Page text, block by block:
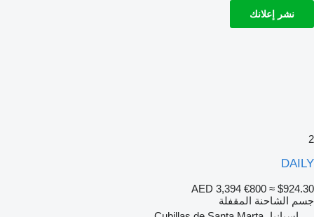
نشر إعلانك
2
DAILY
AED 3,394 €800 ≈ $924.30
جسم الشاحنة المقفلة